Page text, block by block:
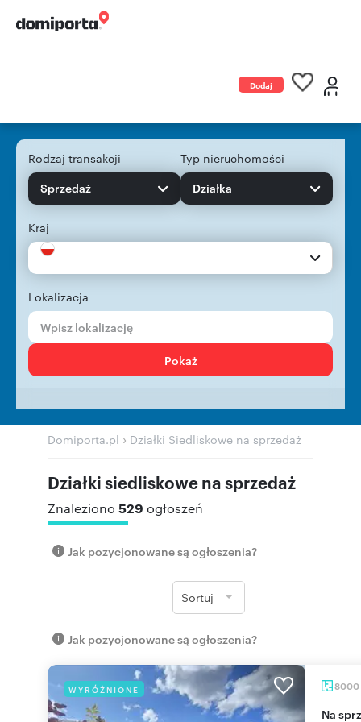
Dodaj
Rodzaj transakcji
Sprzedaż
Typ nieruchomości
Działka
Kraj
Lokalizacja
Pokaż
Domiporta.pl › Działki Siedliskowe na sprzedaż
Działki siedliskowe na sprzedaż
Znaleziono 529 ogłoszeń
Jak pozycjonowane są ogłoszenia?
Sortuj
Jak pozycjonowane są ogłoszenia?
WYRÓŻNIONE 8000
Na sprzedaż malownicza działka 8 000 m² z